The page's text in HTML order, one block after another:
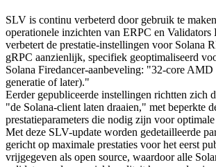
SLV is continu verbeterd door gebruik te
operationele inzichten van ERPC en
verbetert de prestatie-instellingen voor Solana
gRPC aanzienlijk, specifiek geoptimaliseerd
Solana Firedancer-aanbeveling: "32-core
generatie of later)."
Eerder gepubliceerde instellingen richtten zich
"de Solana-client laten draaien," met beperkte
prestatieparameters die nodig zijn voor optimale
Met deze SLV-update worden gedetailleerde
gericht op maximale prestaties voor het eerst
vrijgegeven als open source, waardoor alle